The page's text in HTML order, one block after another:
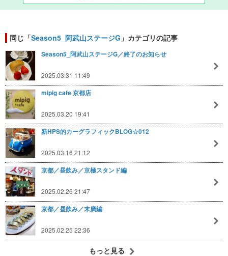
同じ「Season5_阿武山ステージG 」カテゴリの記事
Season5_阿武山ステージG／終了のお知らせ
2025.03.31 11:49
mipig cafe 京都店
2025.03.20 19:41
新HPS的カーグラフィックBLOG☆012
2025.03.16 21:12
京都／昼飲み／京極スタンド編
2025.02.26 21:47
京都／昼飲み／末廣編
2025.02.25 22:36
もっと見る